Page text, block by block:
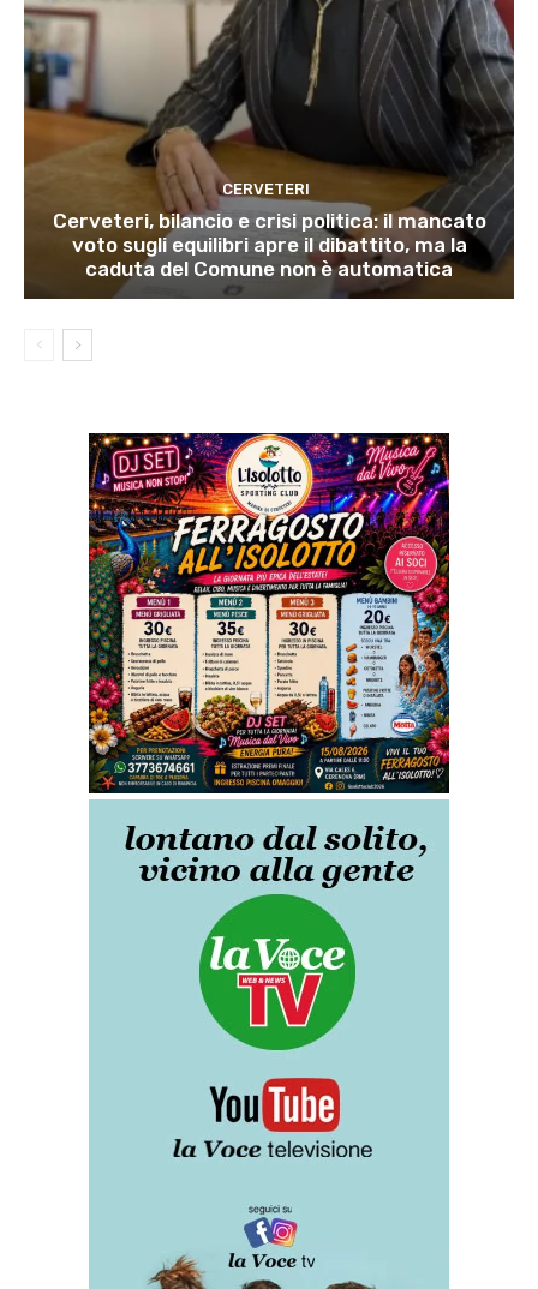
CERVETERI
Cerveteri, bilancio e crisi politica: il mancato
voto sugli equilibri apre il dibattito, ma la
caduta del Comune non è automatica